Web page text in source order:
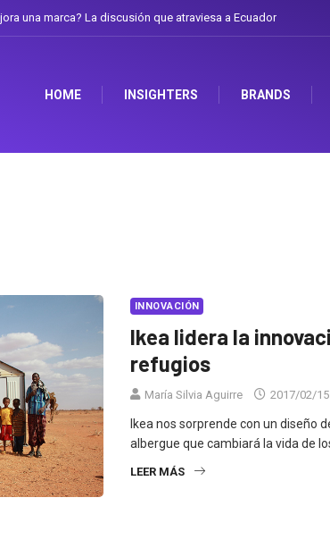
una marca? La discusión que atraviesa a Ecuador
HOME INSIGHTERS BRANDS
INNOVACIÓN
Ikea lidera la
refugios
María Silvia Aguirre 2017/02/15
Ikea nos sorprende con un diseño
albergue que cambiará la vida de
LEER MÁS